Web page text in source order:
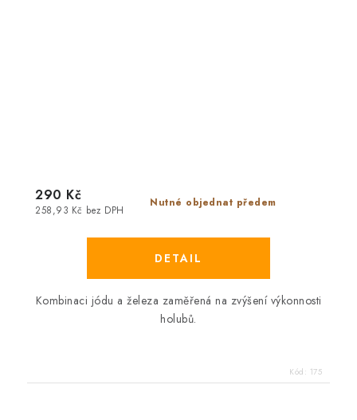
Nutné objednat předem
258,93 Kč bez DPH
290 Kč
Kombinaci jódu a železa zaměřená na zvýšení výkonnosti
holubů.
Kód: 175